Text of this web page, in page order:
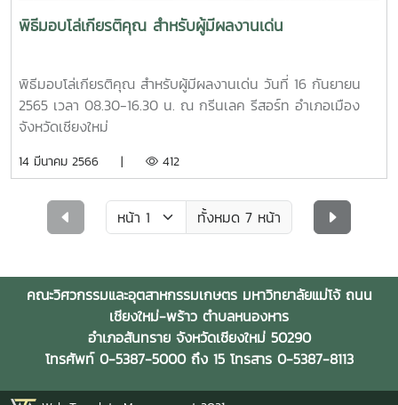
พิธีมอบโล่เกียรติคุณ สำหรับผู้มีผลงานเด่น
พิธีมอบโล่เกียรติคุณ สำหรับผู้มีผลงานเด่น วันที่ 16 กันยายน
2565 เวลา 08.30-16.30 น. ณ กรีนเลค รีสอร์ท อำเภอเมือง
จังหวัดเชียงใหม่
14 มีนาคม 2566 | 412
ทั้งหมด 7 หน้า
คณะวิศวกรรมและอุตสาหกรรมเกษตร มหาวิทยาลัยแม่โจ้ ถนน
เชียงใหม่-พร้าว ตำบลหนองหาร
อำเภอสันทราย จังหวัดเชียงใหม่ 50290
โทรศัพท์ 0-5387-5000 ถึง 15 โทรสาร 0-5387-8113